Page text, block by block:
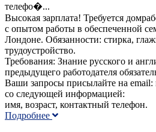
телефо�...
Высокая зарплата! Требуется
с опытом работы в обеспеченной
Лондоне. Обязанности: стирка,
трудоустройство.
Требования: Знание русского и
предыдущего работодателя
Ваши запросы присылайте на email:
со следующей информацией:
имя, возраст, контактный телефон.
Подробнее